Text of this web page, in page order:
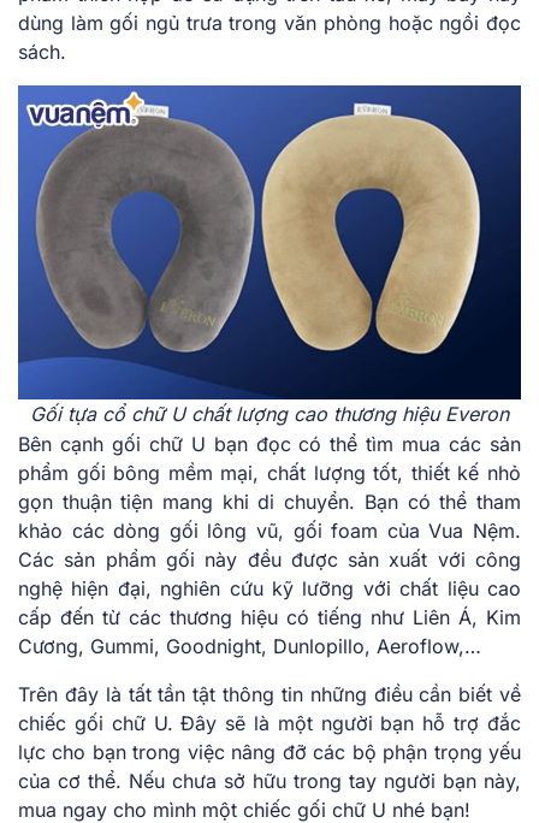
dùng làm gối ngủ trưa trong văn phòng hoặc ngồi đọc
sách.
Gối tựa cổ chữ U chất lượng cao thương hiệu Everon
Bên cạnh gối chữ U bạn đọc có thể tìm mua các sản
phẩm gối bông mềm mại, chất lượng tốt, thiết kế nhỏ
gọn thuận tiện mang khi di chuyển. Bạn có thể tham
khảo các dòng gối lông vũ, gối foam của Vua Nệm.
Các sản phẩm gối này đều được sản xuất với công
nghệ hiện đại, nghiên cứu kỹ lưỡng với chất liệu cao
cấp đến từ các thương hiệu có tiếng như Liên Á, Kim
Cương, Gummi, Goodnight, Dunlopillo, Aeroflow,…
Trên đây là tất tần tật thông tin những điều cần biết về
chiếc gối chữ U. Đây sẽ là một người bạn hỗ trợ đắc
lực cho bạn trong việc nâng đỡ các bộ phận trọng yếu
của cơ thể. Nếu chưa sở hữu trong tay người bạn này,
mua ngay cho mình một chiếc gối chữ U nhé bạn!